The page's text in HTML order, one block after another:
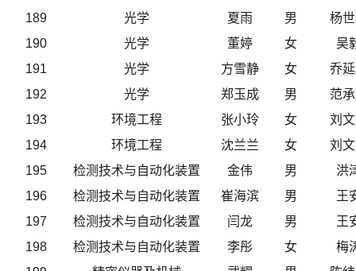
189
光学 夏雨 男
杨
190
光学 董婷 女
吴
191
光学 方雪静 女
乔
192
光学 郑玉成 男
范
193
环境工程 张小玲 女
刘
194
环境工程 沈兰兰 女
刘
195
检测技术与自动化装置 金伟 男
洪
196
检测技术与自动化装置 崔海滨 男
王
197
检测技术与自动化装置 闫龙 男
王
198
检测技术与自动化装置 李彤 女
梅